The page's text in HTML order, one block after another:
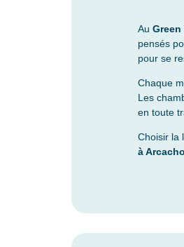
Au Green
pensés
pour se
Chaque
Les
en toute
Choisir la
à